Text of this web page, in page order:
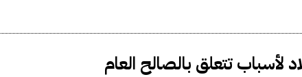
لأسباب تتعلق بالصالح العام